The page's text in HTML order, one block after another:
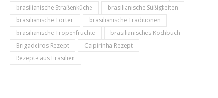
brasilianische Straßenküche
brasilianische Süßigkeiten
brasilianische Torten
brasilianische Traditionen
brasilianische Tropenfrüchte
brasilianisches Kochbuch
Brigadeiros Rezept
Caipirinha Rezept
Rezepte aus Brasilien